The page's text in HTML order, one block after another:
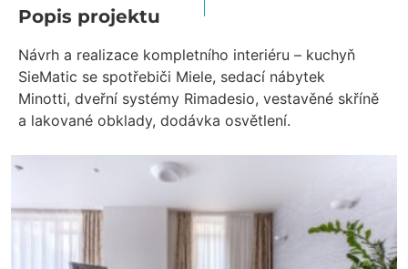
Popis projektu
Návrh a realizace kompletního interiéru – kuchyň
SieMatic se spotřebiči Miele, sedací nábytek
Minotti, dveřní systémy Rimadesio, vestavěné skříně
a lakované obklady, dodávka osvětlení.